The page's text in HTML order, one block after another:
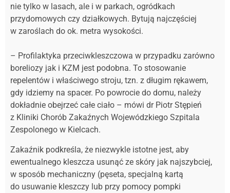
nie tylko w lasach, ale i w parkach, ogródkach
przydomowych czy działkowych. Bytują najczęściej
w zaroślach do ok. metra wysokości.
– Profilaktyka przeciwkleszczowa w przypadku zarówno
boreliozy jak i KZM jest podobna. To stosowanie
repelentów i właściwego stroju, tzn. z długim rękawem,
gdy idziemy na spacer. Po powrocie do domu, należy
dokładnie obejrzeć całe ciało – mówi dr Piotr Stępień
z Kliniki Chorób Zakaźnych Wojewódzkiego Szpitala
Zespolonego w Kielcach.
Zakaźnik podkreśla, że niezwykle istotne jest, aby
ewentualnego kleszcza usunąć ze skóry jak najszybciej,
w sposób mechaniczny (pęseta, specjalną kartą
do usuwanie kleszczy lub przy pomocy pompki